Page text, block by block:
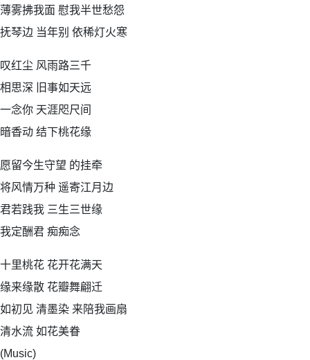
薄雾拂我面 慰我半世愁怨
抚琴边 当年别 依稀灯火寒
叹红尘 风雨路三千
相思深 旧事如天远
一念你 天涯咫尺间
暗香动 结下桃花缘
愿留今生守望 的挂牵
将风情万种 遥寄江月边
君若践我 三生三世缘
我定酬君 痴痴念
十里桃花 花开花满天
缘来缘散 花瓣舞翩迁
如初见 清墨染 来陪我画扇
清水流 如花美眷
(Music)